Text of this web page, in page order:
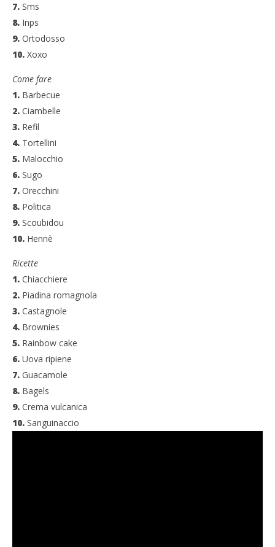
7. Sms
8. Inps
9. Ortodosso
10. Xoxo
Come fare
1. Barbecue
2. Ciambelle
3. Refil
4. Tortellini
5. Malocchio
6. Sugo
7. Orecchini
8. Politica
9. Scoubidou
10. Hennè
Ricette
1. Chiacchiere
2. Piadina romagnola
3. Castagnole
4. Brownies
5. Rainbow cake
6. Uova ripiene
7. Guacamole
8. Bagels
9. Crema vulcanica
10. Sanguinaccio